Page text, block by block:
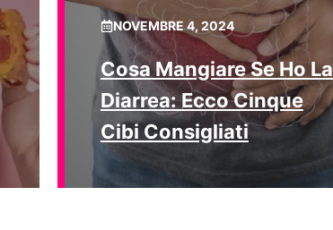
NOVEMBRE 4, 2024
Cosa Mangiare Se Ho La
Diarrea: Ecco Cinque
Cibi Consigliati